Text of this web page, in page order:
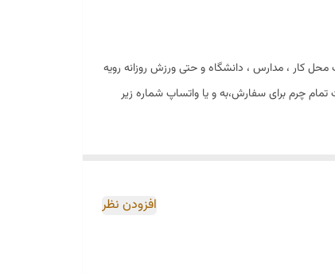
کار ، مدارس ، دانشگاه و حتی ورزش روزانه رویه
، فیلی طوسی سایز بندی ۴۱ دارای یک سال گارانتی کفش اسپرت تمام چرم برای سفارش،به و یا واتساپ شماره زیر
افزودن نظر